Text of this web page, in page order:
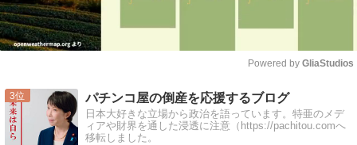
Powered by GliaStudios
3 パチンコ屋の倒産を応援するブログ
日本大好きな立場から政治を語っています。特亜のメデ
ィアや財界を通した浸透に注意（https://pachitou.comへ
移転しました。